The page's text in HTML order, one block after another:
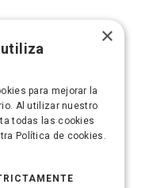
×
para mejorar la
Al utilizar nuestro
todas las cookies
Política de cookies.